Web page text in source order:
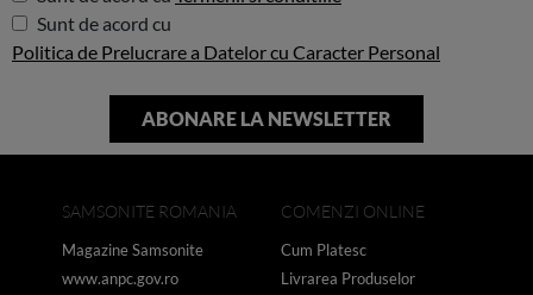
Sunt de acord cu
Politica de Prelucrare a Datelor cu Caracter Personal
SAMSONITE ROMANIA
Magazine Samsonite
www.anpc.gov.ro
COMENZI ONLINE
Cum Platesc
Livrarea Produselor